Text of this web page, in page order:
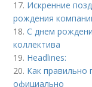
17. Искренние
рождения
18.С днем
коллектива
19. Headlines:
20. Как правильно
официально